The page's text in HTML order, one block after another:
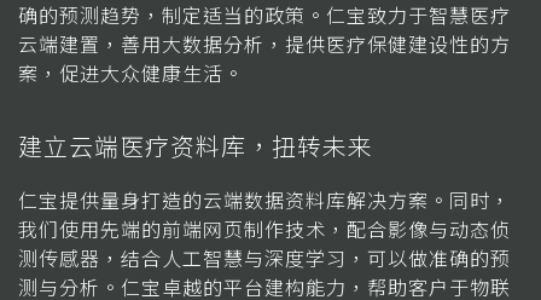
确的预测趋势，制定适当的政策。仁宝致力于智慧医疗
云端建置，善用大数据分析，提供医疗保健建设性的方
案，促进大众健康生活。
建立云端医疗资料库，扭转未来
仁宝提供量身打造的云端数据资料库解决方案。同时，
我们使用先端的前端网页制作技术，配合影像与动态侦
测传感器，结合人工智慧与深度学习，可以做准确的预
测与分析。仁宝卓越的平台建构能力，帮助客户于物联